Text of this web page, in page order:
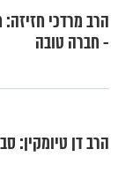
- חברה טובה
הרב דן טיומקין: